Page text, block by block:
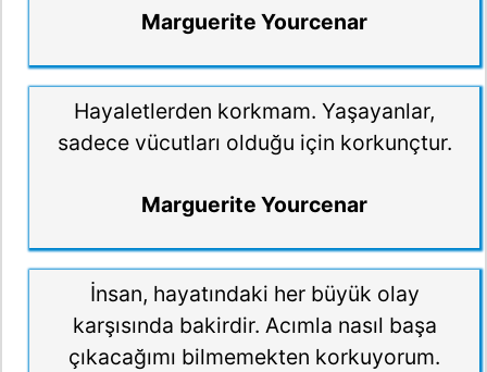
Marguerite Yourcenar
Hayaletlerden korkmam. Yaşayanlar,
sadece vücutları olduğu için korkunçtur.
Marguerite Yourcenar
İnsan, hayatındaki her büyük olay
karşısında bakirdir. Acımla nasıl başa
çıkacağımı bilmemekten korkuyorum.